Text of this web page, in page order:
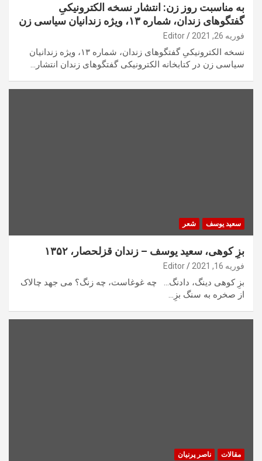
به مناسبت روز زن: انتشار نسخه الکترونیکیِ
گفتگوهای زندان، شماره ۱۳، ویژه زندانیان سیاسی زن
فوریه 26, 2021 Editor
نسخه الکترونیکیِ گفتگوهای زندان، شماره ۱۳، ویژه زندانیان
سیاسی زن در کتابخانه الکترونیکی گفتگوهای زندان انتشار…
سعید یوسف شعر
بزِ کوهی، سعید یوسف – زندان قزلحصار، ۱۳۵۲
فوریه 16, 2021 Editor
بزِ کوهی دینگ، دادنگ… چه غوغاست، چه زنگ؟ می جهد چالاک
از صخره به سنگ بزِ…
مقالات ناصر پرنیان